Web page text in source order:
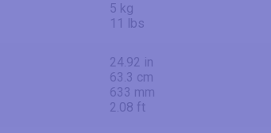
5 kg
11 lbs
24.92 in
63.3 cm
633 mm
2.08 ft